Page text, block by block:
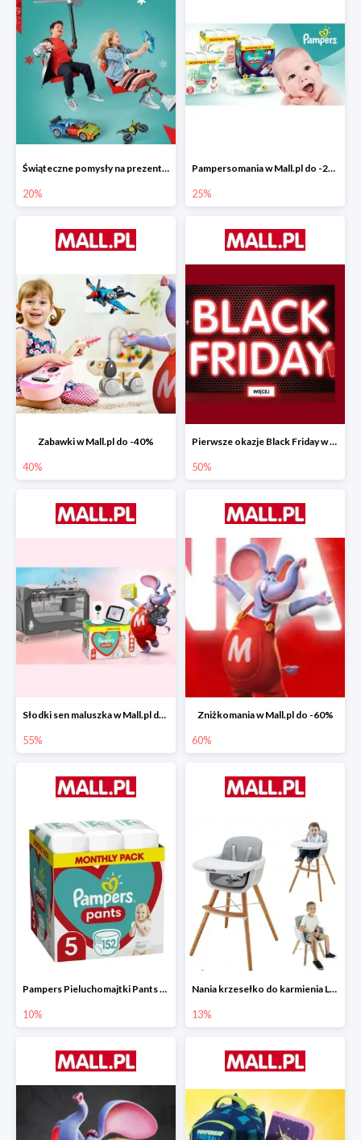
Świąteczne pomysły na prezenty od LEGO w Mall.pl do -20%
20%
Pampersomania w Mall.pl do -25%
25%
Zabawki w Mall.pl do -40%
40%
Pierwsze okazje Black Friday w Mall.pl do -50%
50%
Słodki sen maluszka w Mall.pl do -55%
55%
Zniżkomania w Mall.pl do -60%
60%
Pampers Pieluchomajtki Pants 5 (12-17 kg) 152 szt.
10%
Nania krzesełko do karmienia LUNA 2w1
13%